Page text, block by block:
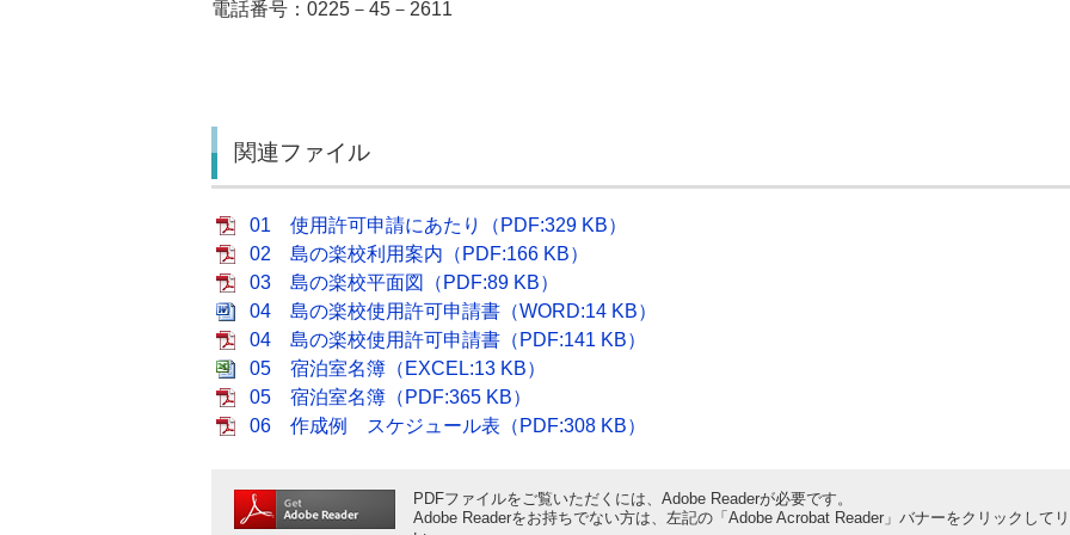
電話番号：0225－45－2611
関連ファイル
01 使用許可申請にあたり（PDF:329 KB）
02 島の楽校利用案内（PDF:166 KB）
03 島の楽校平面図（PDF:89 KB）
04 島の楽校使用許可申請書（WORD:14 KB）
04 島の楽校使用許可申請書（PDF:141 KB）
05 宿泊室名簿（EXCEL:13 KB）
05 宿泊室名簿（PDF:365 KB）
06 作成例 スケジュール表（PDF:308 KB）
PDFファイルをご覧いただくには、Adobe Readerが必要です。
Adobe Readerをお持ちでない方は、左記の「Adobe Acrobat Reader」バナーをクリックして